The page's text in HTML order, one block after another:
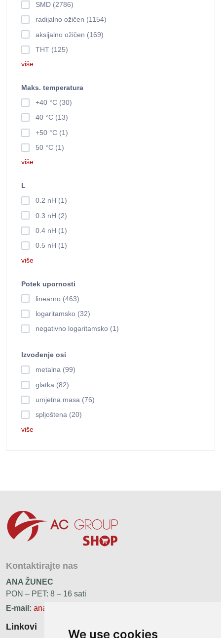
We use cookies
SMD (2786)
radijalno ožičen (1154)
aksijalno ožičen (169)
THT (125)
više
Maks. temperatura
+40 °C (30)
40 °C (13)
+50 °C (1)
50 °C (1)
više
L
0.2 nH (1)
0.3 nH (2)
0.4 nH (1)
0.5 nH (1)
više
Potek upornosti
linearno (463)
logaritamsko (32)
negativno logaritamsko (1)
Izvođenje osi
metalna (99)
glatka (82)
umjetna masa (76)
spljoštena (20)
više
Kontaktirajte nas
ANA ŽUNEC
PON – PET: 8 – 16 sati
E-mail: ana.zunec@ac-group.hr
Linkovi